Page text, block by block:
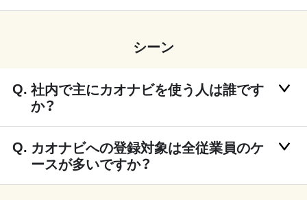
シーン
社内で主にカオナビを使う人は誰です
か？
カオナビへの登録対象は全従業員のケ
ースが多いですか？